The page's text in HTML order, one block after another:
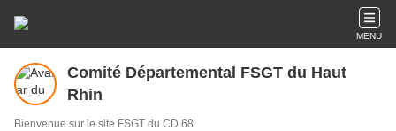
MENU
Comité Départemental FSGT du Haut
Rhin
Bienvenue sur le site FSGT du CD 68